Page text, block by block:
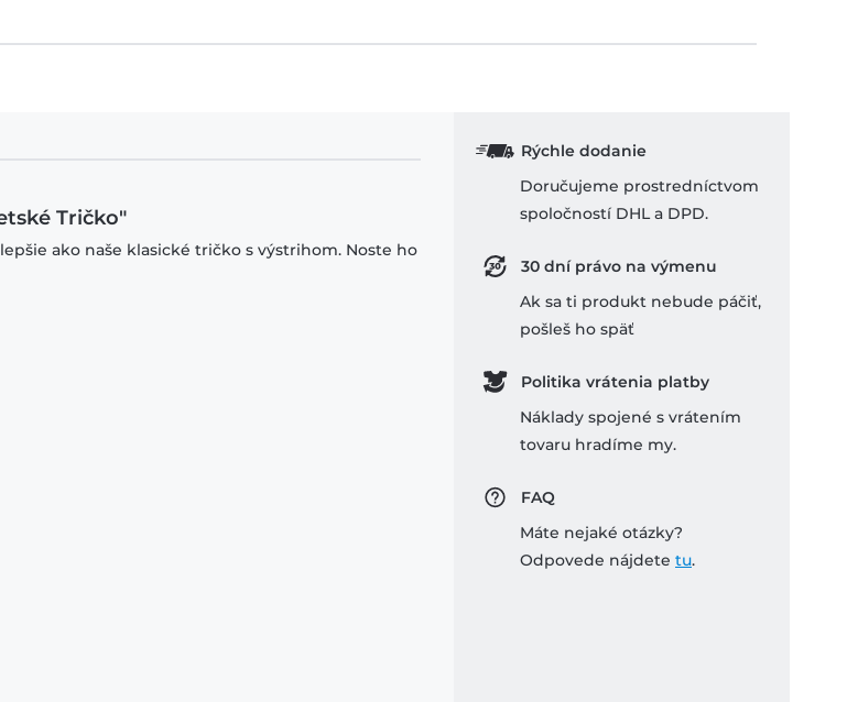
Tričko"
ako naše klasické tričko s výstrihom. Noste ho
Rýchle dodanie
Doručujeme prostredníctvom
spoločností DHL a DPD.
30 dní právo na výmenu
Ak sa ti produkt nebude páčiť,
pošleš ho späť
Politika vrátenia platby
Náklady spojené s vrátením
tovaru hradíme my.
FAQ
Máte nejaké otázky?
Odpovede nájdete tu.